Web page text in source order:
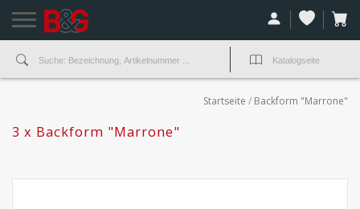
Startseite / Backform "Marrone"
3 x Backform "Marrone"